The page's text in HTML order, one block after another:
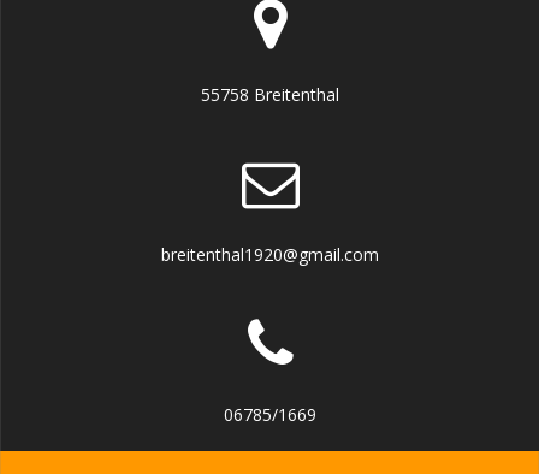
55758 Breitenthal
breitenthal1920@gmail.com
06785/1669